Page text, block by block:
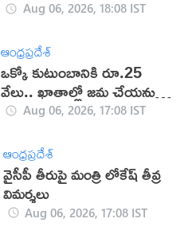
Aug 06, 2026, 18:08 IST
ఆంధ్రప్రదేశ్
ఒక్కో కుటుంబానికి రూ.25
వేలు.. ఖాతాల్లో జ‌మ చేయ‌నున్న
ప్ర‌భుత్వం..!
Aug 06, 2026, 17:08 IST
ఆంధ్రప్రదేశ్
వైసీపీ తీరుపై మంత్రి లోకేష్ తీవ్ర
విమర్శలు
Aug 06, 2026, 17:08 IST